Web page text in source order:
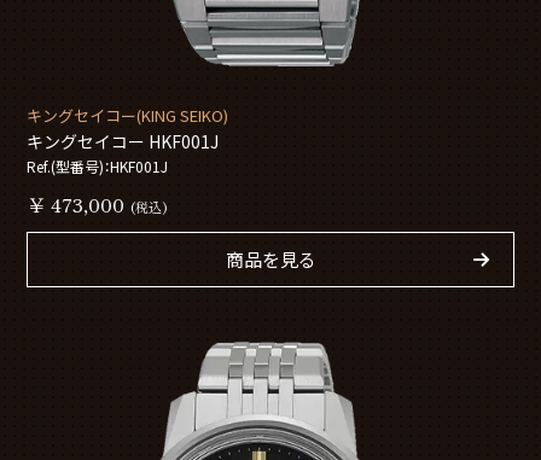
キングセイコー(KING SEIKO)
キングセイコー HKF001J
Ref.(型番号)：HKF001J
￥ 473,000 (税込)
商品を見る